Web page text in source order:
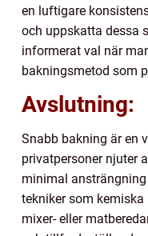
en luftigare
och uppskatta dessa
informerat val när
bakningsmetod som
Avslutning:
Snabb bakning är en
privatpersoner njuter
minimal
tekniker som
mixer- eller